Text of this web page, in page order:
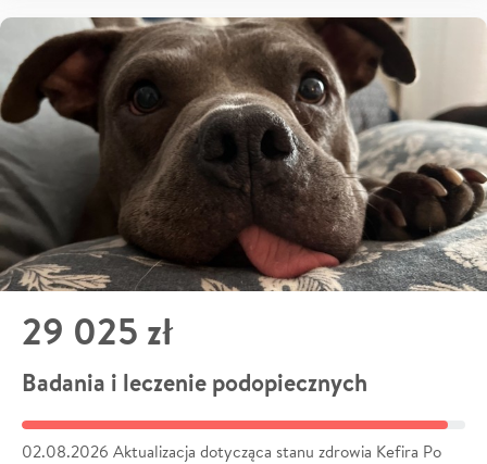
29 025 zł
Badania i leczenie podopiecznych
02.08.2026 Aktualizacja dotycząca stanu zdrowia Kefira Po